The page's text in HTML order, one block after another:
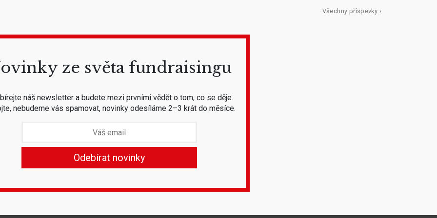
Všechny příspěvky ›
ze světa fundraisingu
náš newsletter a budete mezi prvními vědět o tom, co se děje.
nebudeme vás spamovat, novinky odesíláme 2–3 krát do měsíce.